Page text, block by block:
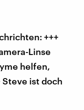
+++
Linse
helfen,
ist doch